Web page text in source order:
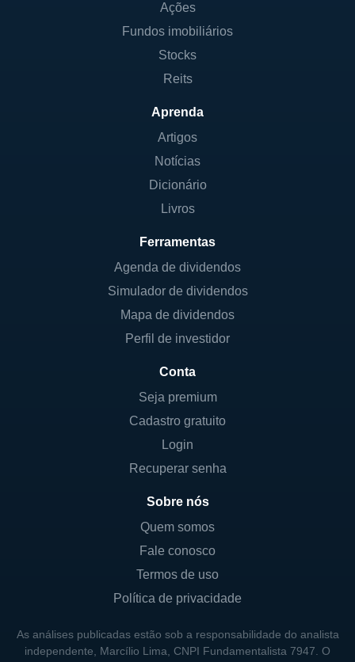
Ações
Fundos imobiliários
Stocks
Reits
Aprenda
Artigos
Notícias
Dicionário
Livros
Ferramentas
Agenda de dividendos
Simulador de dividendos
Mapa de dividendos
Perfil de investidor
Conta
Seja premium
Cadastro gratuito
Login
Recuperar senha
Sobre nós
Quem somos
Fale conosco
Termos de uso
Política de privacidade
As análises publicadas estão sob a responsabilidade do analista
independente, Marcílio Lima, CNPI Fundamentalista 7947. O